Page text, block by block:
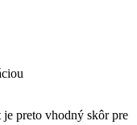
preto vhodný skôr pre